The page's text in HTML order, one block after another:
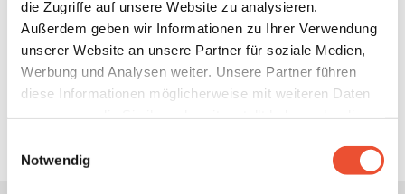
die Zugriffe auf unsere Website zu analysieren.
Außerdem geben wir Informationen zu Ihrer Verwendung
unserer Website an unsere Partner für soziale Medien,
Werbung und Analysen weiter. Unsere Partner führen
diese Informationen möglicherweise mit weiteren Daten
haben. Details finden Sie unter
Notwendig